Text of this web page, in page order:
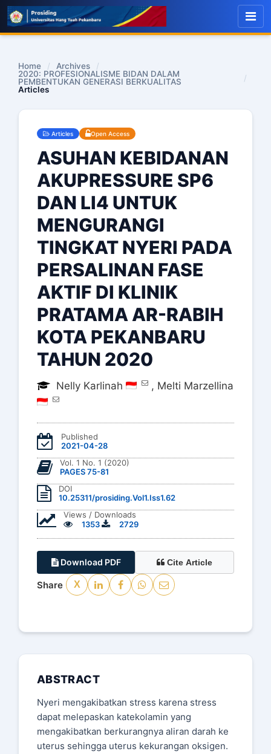
Home / Archives
/
2020: PROFESIONALISME BIDAN DALAM
PEMBENTUKAN GENERASI BERKUALITAS
/
Articles
Articles Open Access
ASUHAN KEBIDANAN
AKUPRESSURE SP6
DAN LI4 UNTUK
MENGURANGI
TINGKAT NYERI PADA
PERSALINAN FASE
AKTIF DI KLINIK
PRATAMA AR-RABIH
KOTA PEKANBARU
TAHUN 2020
Nelly Karlinah , Melti Marzellina
Published
2021-04-28
Vol. 1 No. 1 (2020)
PAGES 75-81
DOI
10.25311/prosiding.Vol1.Iss1.62
Views / Downloads
1353
2729
Download PDF Cite Article
Share X
ABSTRACT
Nyeri mengakibatkan stress karena stress
dapat melepaskan katekolamin yang
mengakibatkan berkurangnya aliran darah ke
uterus sehingga uterus kekurangan oksigen.